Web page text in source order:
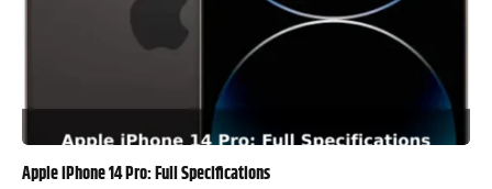
Apple iPhone 14 Pro: Full Specifications